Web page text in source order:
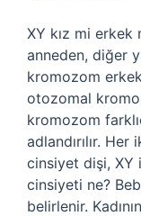
XY kız mi erkek
anneden, diğer
kromozom
otozomal
kromozom
adlandırılır.
cinsiyet dişi, XY
cinsiyeti ne?
belirlenir.